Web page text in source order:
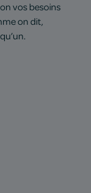
vos besoins
on dit,